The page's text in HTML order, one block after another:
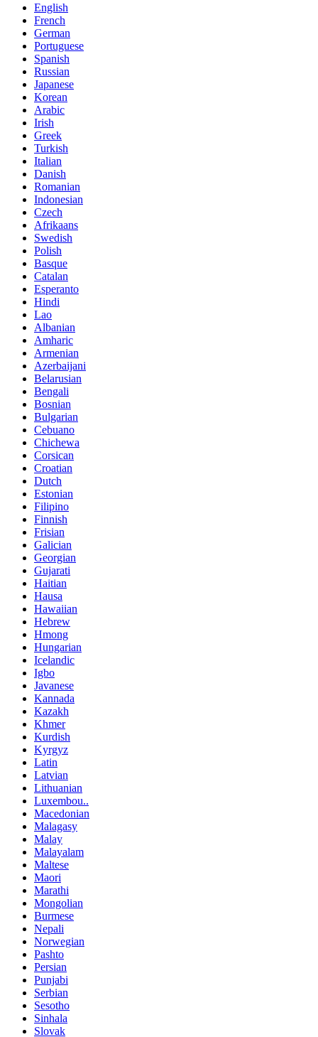
English
French
German
Portuguese
Spanish
Russian
Japanese
Korean
Arabic
Irish
Greek
Turkish
Italian
Danish
Romanian
Indonesian
Czech
Afrikaans
Swedish
Polish
Basque
Catalan
Esperanto
Hindi
Lao
Albanian
Amharic
Armenian
Azerbaijani
Belarusian
Bengali
Bosnian
Bulgarian
Cebuano
Chichewa
Corsican
Croatian
Dutch
Estonian
Filipino
Finnish
Frisian
Galician
Georgian
Gujarati
Haitian
Hausa
Hawaiian
Hebrew
Hmong
Hungarian
Icelandic
Igbo
Javanese
Kannada
Kazakh
Khmer
Kurdish
Kyrgyz
Latin
Latvian
Lithuanian
Luxembou..
Macedonian
Malagasy
Malay
Malayalam
Maltese
Maori
Marathi
Mongolian
Burmese
Nepali
Norwegian
Pashto
Persian
Punjabi
Serbian
Sesotho
Sinhala
Slovak